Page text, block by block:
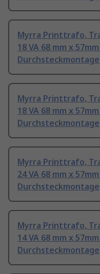
Myrra Printtrafo,
18 VA 68 mm x
Durchsteckmontage
Myrra Printtrafo,
18 VA 68 mm x
Durchsteckmontage
Myrra Printtrafo,
24 VA 68 mm x
Durchsteckmontage
Myrra Printtrafo,
14 VA 68 mm x
Durchsteckmontage